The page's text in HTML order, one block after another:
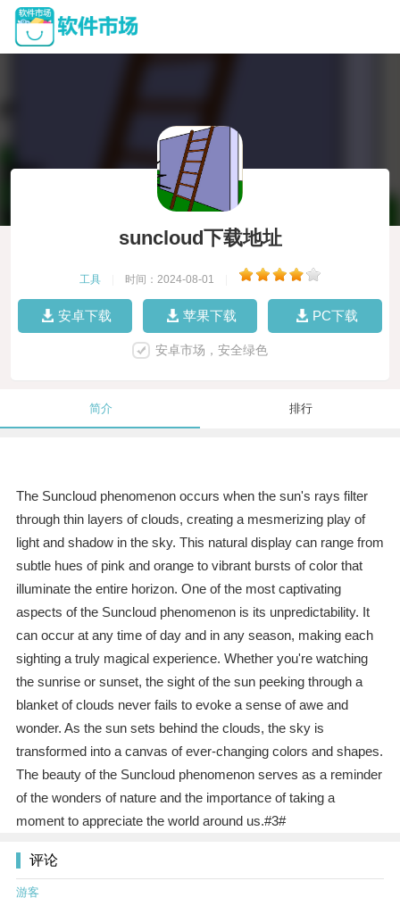
suncloud下载地址
工具 时间：2024-08-01
安卓下载 苹果下载 PC下载
安卓市场，安全绿色
简介 排行
The Suncloud phenomenon occurs when the sun's rays filter
through thin layers of clouds, creating a mesmerizing play of
light and shadow in the sky. This natural display can range from
subtle hues of pink and orange to vibrant bursts of color that
illuminate the entire horizon. One of the most captivating
aspects of the Suncloud phenomenon is its unpredictability. It
can occur at any time of day and in any season, making each
sighting a truly magical experience. Whether you're watching
the sunrise or sunset, the sight of the sun peeking through a
blanket of clouds never fails to evoke a sense of awe and
wonder. As the sun sets behind the clouds, the sky is
transformed into a canvas of ever-changing colors and shapes.
The beauty of the Suncloud phenomenon serves as a reminder
of the wonders of nature and the importance of taking a
moment to appreciate the world around us.#3#
评论
游客